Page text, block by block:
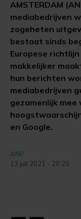
AMSTERDAM
mediabedrijven
zogeheten
bestaat sinds
Europese
makkelijker
hun berichten
mediabedrijven
gezamenlijk
en Google.
ANP
13 juli 2021 - 20:20